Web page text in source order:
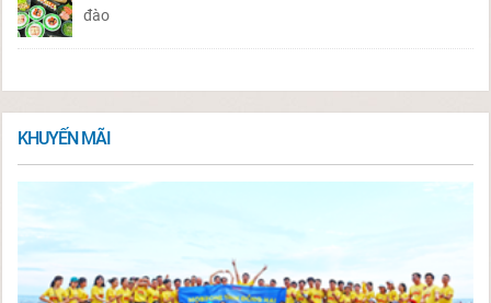
đào
KHUYẾN MÃI